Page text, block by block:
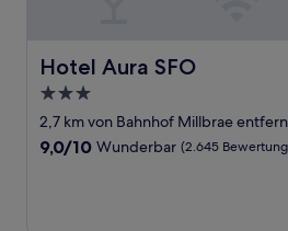
Hotel Aura SFO
Hotel Aura SFO
3.0-
Sterne-
Unterkunft
2,7 km von Bahnhof Millbrae
9.0
9,0/10 Wunderbar (2.645